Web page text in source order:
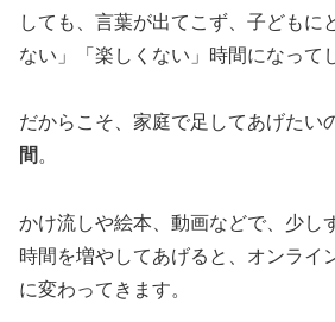
しても、言葉が出てこず、子どもに
ない」「楽しくない」時間になって
だからこそ、家庭で足してあげたい
間。
かけ流しや絵本、動画などで、少し
時間を増やしてあげると、オンライ
に変わってきます。